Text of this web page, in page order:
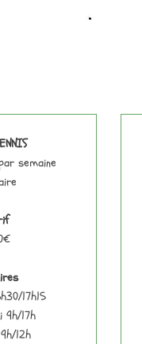
semaine
17h15
9h/17h
12h